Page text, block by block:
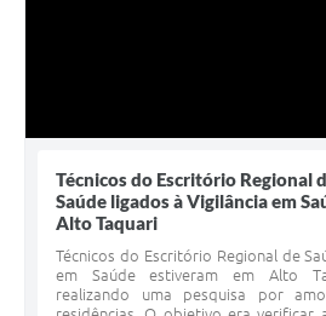
Técnicos do Escritório Regional
Saúde ligados à Vigilância em
Alto Taquari
Técnicos do Escritório Regional de
em Saúde estiveram em Alto
realizando uma pesquisa por